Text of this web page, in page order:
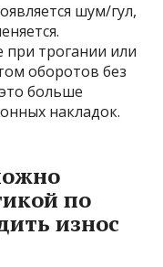
шум/гул,
при трогании или
оборотов без
больше
накладок.
по
износ